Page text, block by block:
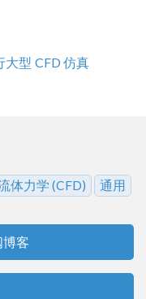
型 CFD 仿真
体力学 (CFD) 通用
博客